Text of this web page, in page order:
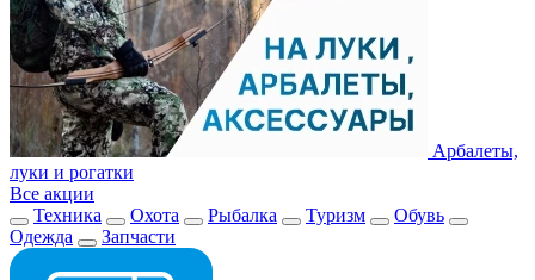
Арбалеты,
луки и рогатки
Все акции
Техника
Охота Рыбалка Туризм
Обувь
Одежда
Запчасти